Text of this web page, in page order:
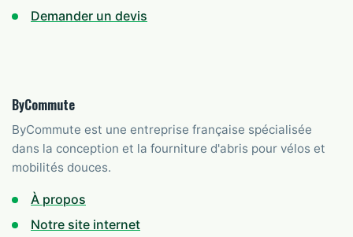
Demander un devis
ByCommute
ByCommute est une entreprise française spécialisée
dans la conception et la fourniture d'abris pour vélos et
mobilités douces.
À propos
Notre site internet